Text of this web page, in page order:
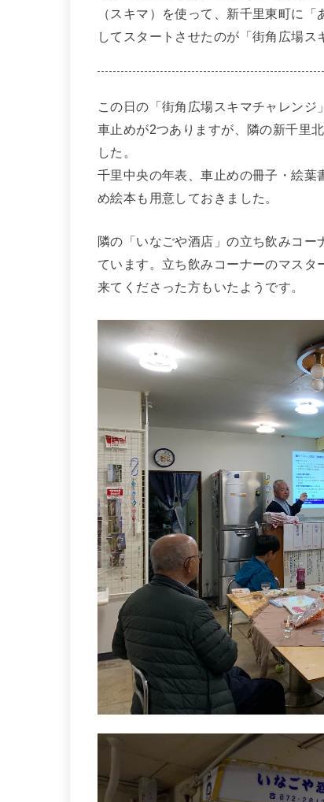
（スキマ）を使って、新千里東町に
してスタートさせたのが「街角広場ス
この日の「街角広場スキマチャレン
車止めが2つありますが、隣の新千里
した。
千里中央の年表、車止めの冊子・絵葉
め絵本も用意しておきました。
隣の「いなごや酒店」の立ち飲みコ
ています。立ち飲みコーナーのマス
来てくださった方もいたようです。